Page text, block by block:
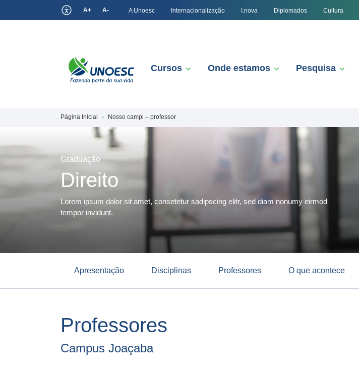
A+ A- A Unoesc Internacionalização I.nova Diplomados Cultura
Cursos Onde estamos Pesquisa
Página Inicial Nosso campi – professor
Graduação
Direito
Lorem ipsum dolor sit amet, consetetur sadipscing elitr, sed diam nonumy eirmod
tempor invidunt.
Apresentação Disciplinas Professores O que acontece
Professores
Campus Joaçaba